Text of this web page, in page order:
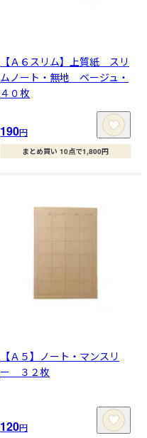
【Ａ６スリム】上質紙 スリ
ムノート・無地 ベージュ・
４０枚
190円
まとめ買い 10点で1,800円
【Ａ５】ノート・マンスリ
ー ３２枚
120円